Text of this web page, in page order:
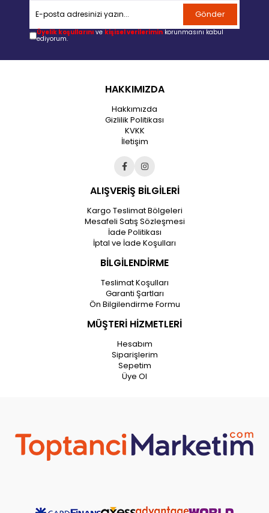
Gönder
Üyelik koşullarını ve kişisel verilerimin korunmasını kabul
ediyorum.
HAKKIMIZDA
Hakkımızda
Gizlilik Politikası
KVKK
İletişim
ALIŞVERİŞ BİLGİLERİ
Kargo Teslimat Bölgeleri
Mesafeli Satış Sözleşmesi
İade Politikası
İptal ve İade Koşulları
BİLGİLENDİRME
Teslimat Koşulları
Garanti Şartları
Ön Bilgilendirme Formu
MÜŞTERİ HİZMETLERİ
Hesabım
Siparişlerim
Sepetim
Üye Ol